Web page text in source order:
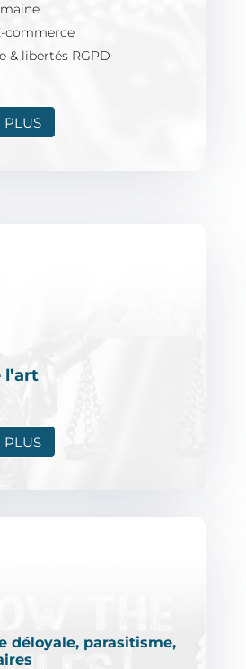
commerce
& libertés RGPD
PLUS
PLUS
déloyale, parasitisme,